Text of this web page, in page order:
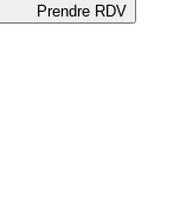
Prendre RDV